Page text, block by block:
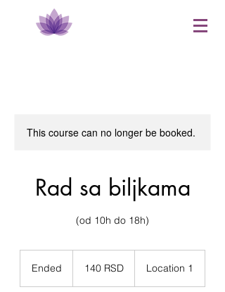
This course can no longer be booked.
Rad sa biljkama
(od 10h do 18h)
Ended
динара
140 RSD Location 1